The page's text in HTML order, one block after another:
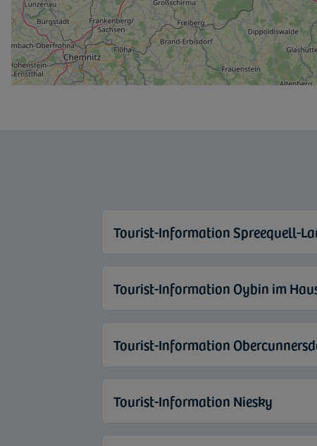
Tourist-Information Spreequell-
Tourist-Information Oybin im
Tourist-Information
Tourist-Information Niesky